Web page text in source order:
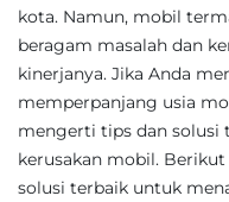
kota. Namun, mobil
beragam masalah dan
kinerjanya. Jika Anda
memperpanjang usia
mengerti tips dan solusi
kerusakan mobil.
solusi terbaik untuk